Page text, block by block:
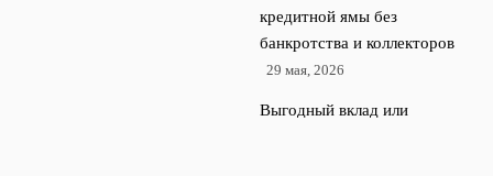
кредитной ямы без
банкротства и коллекторов
29 мая, 2026
Выгодный вклад или